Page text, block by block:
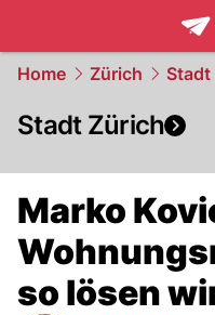
Home Zürich Stadt
Stadt Zürich
Marko
so lösen